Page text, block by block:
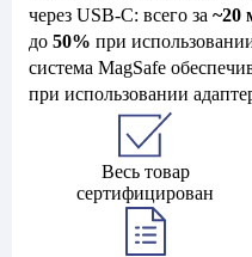
через USB-C: всего за ~20
до 50% при
система MagSafe
при использовании
Весь товар
сертифицирован